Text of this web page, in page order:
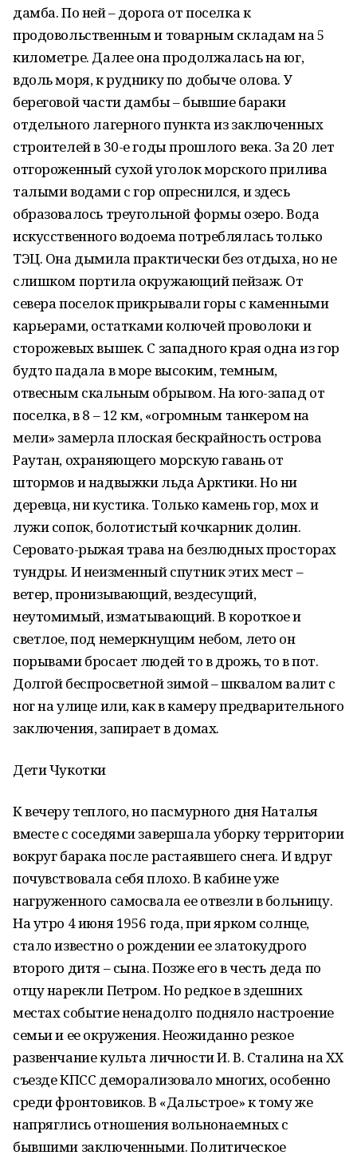
дамба. По ней – дорога от поселка к
продовольственным и товарным складам на 5
километре. Далее она продолжалась на юг,
вдоль моря, к руднику по добыче олова. У
береговой части дамбы – бывшие бараки
отдельного лагерного пункта из заключенных
строителей в 30-е годы прошлого века. За 20 лет
отгороженный сухой уголок морского прилива
талыми водами с гор опреснился, и здесь
образовалось треугольной формы озеро. Вода
искусственного водоема потреблялась только
ТЭЦ. Она дымила практически без отдыха, но не
слишком портила окружающий пейзаж. От
севера поселок прикрывали горы с каменными
карьерами, остатками колючей проволоки и
сторожевых вышек. С западного края одна из гор
будто падала в море высоким, темным,
отвесным скальным обрывом. На юго-запад от
поселка, в 8 – 12 км, «огромным танкером на
мели» замерла плоская бескрайность острова
Раутан, охраняющего морскую гавань от
штормов и надвыжки льда Арктики. Но ни
деревца, ни кустика. Только камень гор, мох и
лужи сопок, болотистый кочкарник долин.
Серовато-рыжая трава на безлюдных просторах
тундры. И неизменный спутник этих мест –
ветер, пронизывающий, вездесущий,
неутомимый, изматывающий. В короткое и
светлое, под немеркнущим небом, лето он
порывами бросает людей то в дрожь, то в пот.
Долгой беспросветной зимой – шквалом валит с
ног на улице или, как в камеру предварительного
заключения, запирает в домах.
Дети Чукотки
К вечеру теплого, но пасмурного дня Наталья
вместе с соседями завершала уборку территории
вокруг барака после растаявшего снега. И вдруг
почувствовала себя плохо. В кабине уже
нагруженного самосвала ее отвезли в больницу.
На утро 4 июня 1956 года, при ярком солнце,
стало известно о рождении ее златокудрого
второго дитя – сына. Позже его в честь деда по
отцу нарекли Петром. Но редкое в здешних
местах событие ненадолго подняло настроение
семьи и ее окружения. Неожиданно резкое
развенчание культа личности И. В. Сталина на XX
съезде КПСС деморализовало многих, особенно
среди фронтовиков. В «Дальстрое» к тому же
напряглись отношения вольнонаемных с
бывшими заключенными. Политическое